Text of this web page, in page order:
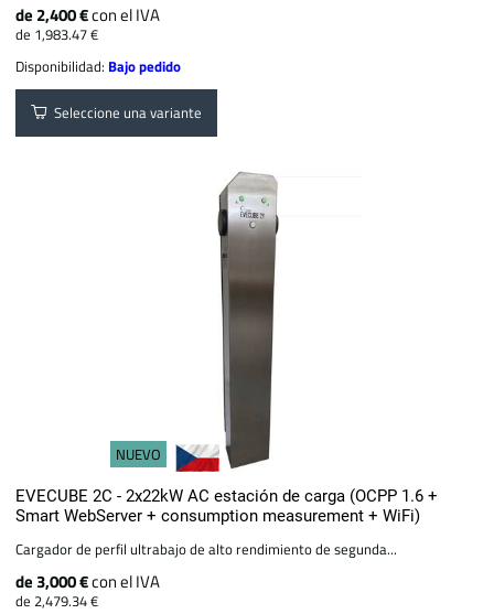
de 2,400 €con el IVA
de 1,983.47 €
Disponibilidad: Bajo pedido
Seleccione una variante
NUEVO
EVECUBE 2C - 2x22kW AC estación de carga (OCPP 1.6 +
Smart WebServer + consumption measurement + WiFi)
Cargador de perfil ultrabajo de alto rendimiento de segunda...
de 3,000 €con el IVA
de 2,479.34 €